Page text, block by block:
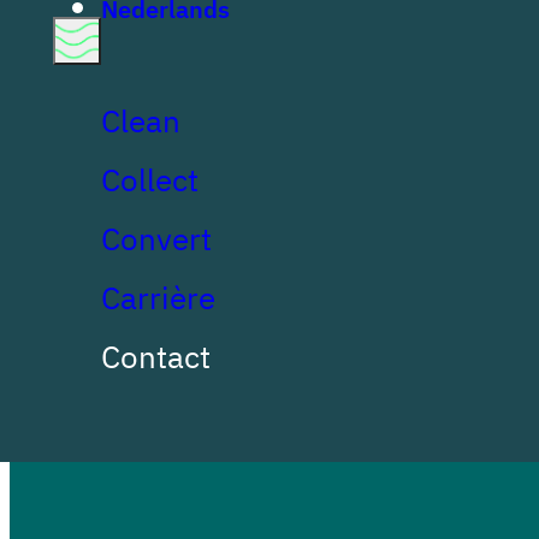
Nederlands
Clean
Collect
Convert
Carrière
Contact